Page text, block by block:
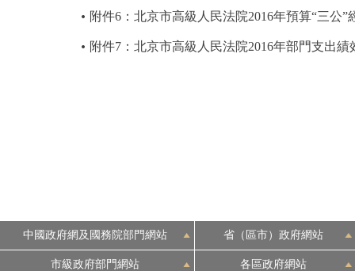
附件6：北京市高級人民法院2016年預算“三公”
附件7：北京市高級人民法院2016年部門支出績
中國政府網及國務院部門網站 省（區市）政府網站
市級政府部門網站 各區政府網站